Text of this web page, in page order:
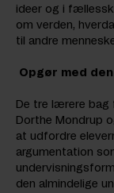
ideer og i
om verden,
til andre
Opgør med
De tre lærere bag
Dorthe Mondrup
at udfordre
argumentation
den almindelige